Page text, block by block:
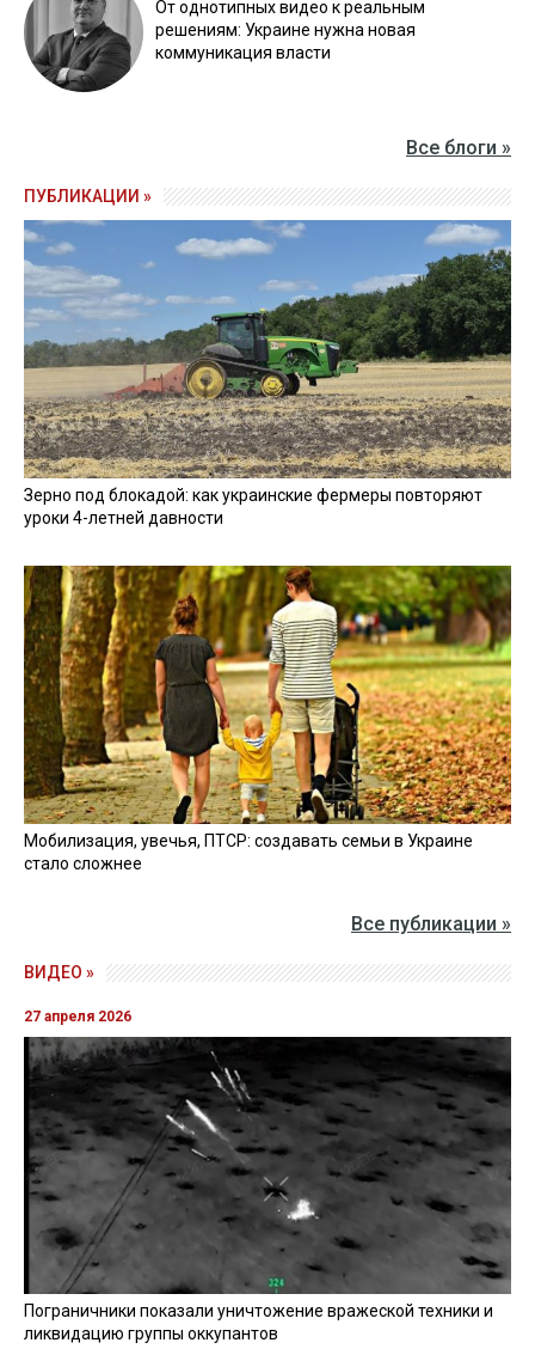
От однотипных видео к реальным
решениям: Украине нужна новая
коммуникация власти
Все блоги »
ПУБЛИКАЦИИ »
Зерно под блокадой: как украинские фермеры повторяют
уроки 4-летней давности
Мобилизация, увечья, ПТСР: создавать семьи в Украине
стало сложнее
Все публикации »
ВИДЕО »
27 апреля 2026
Пограничники показали уничтожение вражеской техники и
ликвидацию группы оккупантов